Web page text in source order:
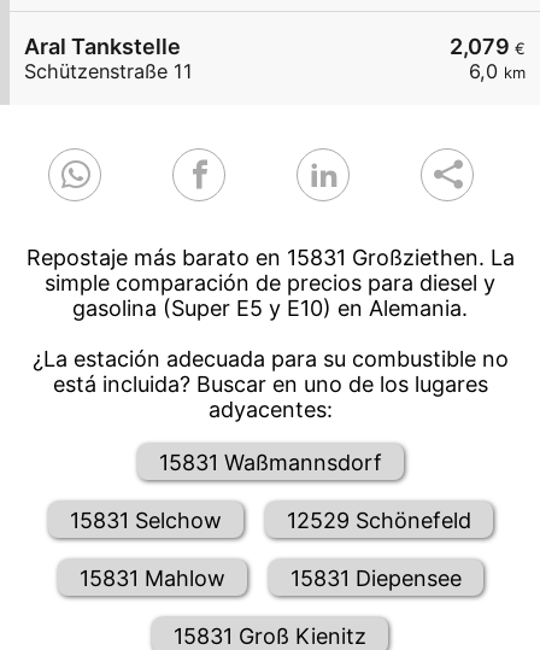
2,079 €
6,0 km
Aral Tankstelle
Schützenstraße 11
Repostaje más barato en 15831 Großziethen. La
simple comparación de precios para diesel y
gasolina (Super E5 y E10) en Alemania.
¿La estación adecuada para su combustible no
está incluida? Buscar en uno de los lugares
adyacentes:
15831 Waßmannsdorf
15831 Selchow 12529 Schönefeld
15831 Mahlow 15831 Diepensee
15831 Groß Kienitz